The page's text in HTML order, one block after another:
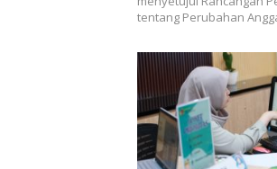
tentang Perubahan